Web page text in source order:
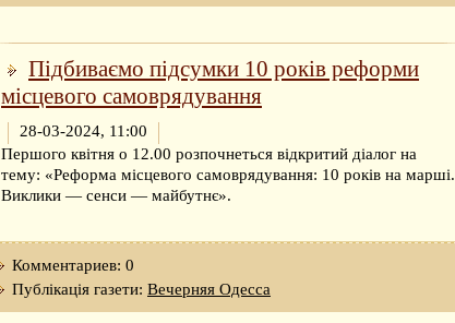
Підбиваємо підсумки 10 років реформи
місцевого самоврядування
28-03-2024, 11:00
Першого квітня о 12.00 розпочнеться відкритий діалог на
тему: «Реформа місцевого самоврядування: 10 років на марші.
Виклики — сенси — майбутнє».
Комментариев: 0
Публікація газети: Вечерняя Одесса